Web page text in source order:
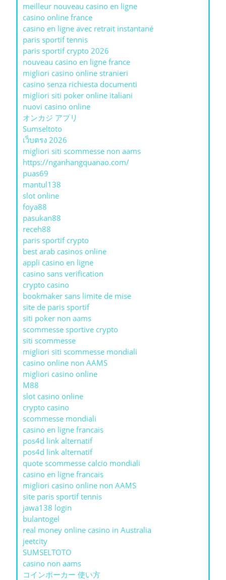
meilleur nouveau casino en ligne
casino online france
casino en ligne avec retrait instantané
paris sportif tennis
paris sportif crypto 2026
nouveau casino en ligne france
migliori casino online stranieri
casino senza richiesta documenti
migliori siti poker online italiani
nuovi casino online
オンカジ アプリ
Sumseltoto
เว็บตรง 2026
migliori siti scommesse non aams
https://nganhangquanao.com/
puas69
mantul138
slot online
foya88
pasukan88
receh88
paris sportif crypto
best arab casinos online
appli casino en ligne
casino sans verification
crypto casino
bookmaker sans limite de mise
site de paris sportif
siti poker non aams
scommesse sportive crypto
siti scommesse
migliori siti scommesse mondiali
casino online non AAMS
migliori casino online
M88
slot casino online
crypto casino
scommesse mondiali
casino en ligne francais
pos4d link alternatif
pos4d link alternatif
quote scommesse calcio mondiali
casino en ligne francais
migliori casino online non AAMS
site paris sportif tennis
jawa138 login
bulantogel
real money online casino in Australia
jeetcity
SUMSELTOTO
casino non aams
コインポーカー 使い方